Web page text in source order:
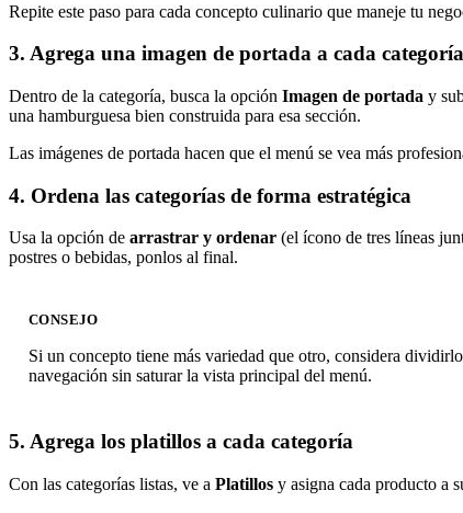
Repite este paso para cada concepto culinario que maneje tu
3. Agrega una imagen de portada a cada categoría
Dentro de la categoría, busca la opción Imagen de portada y
una hamburguesa bien construida para esa sección.
Las imágenes de portada hacen que el menú se vea más
4. Ordena las categorías de forma estratégica
Usa la opción de arrastrar y ordenar (el ícono de tres líneas
postres o bebidas, ponlos al final.
CONSEJO
Si un concepto tiene más variedad que otro, considera
navegación sin saturar la vista principal del menú.
5. Agrega los platillos a cada categoría
Con las categorías listas, ve a Platillos y asigna cada producto a